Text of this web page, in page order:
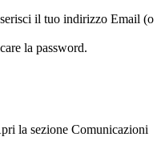
il tuo indirizzo Email (o
la password.
la sezione Comunicazioni